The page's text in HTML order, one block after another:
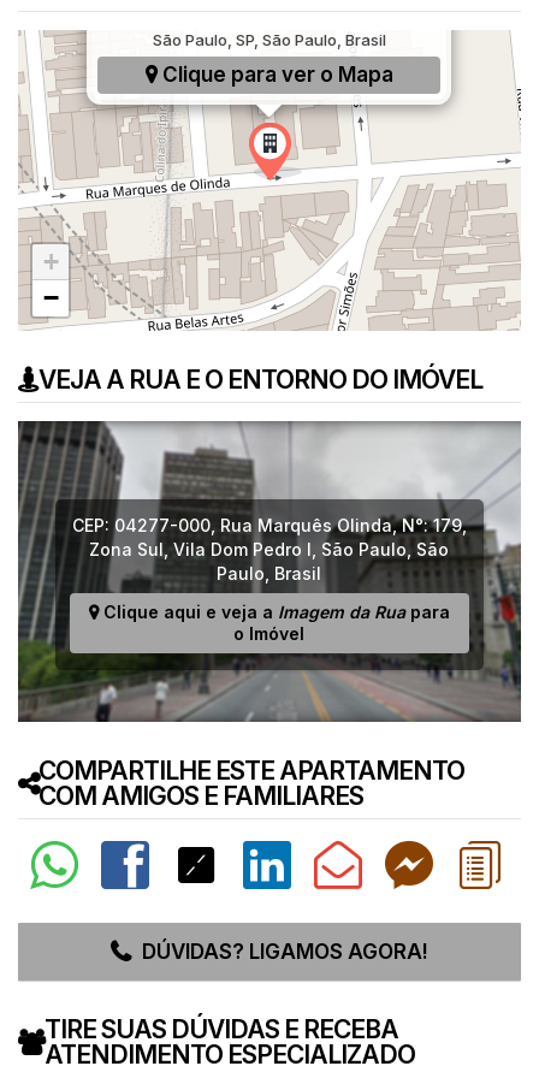
Rua Marquês Olinda, 179, Vila Dom Pedro I,
São Paulo, SP, São Paulo, Brasil
Clique para ver o Mapa
+
−
VEJA A RUA E O ENTORNO DO IMÓVEL
CEP: 04277-000, Rua Marquês Olinda,N°:179,
Zona Sul,Vila Dom Pedro I São Paulo São
Paulo Brasil
Clique aqui e veja a Imagem da Ruapara
o Imóvel
COMPARTILHE ESTE APARTAMENTO
COM AMIGOS E FAMILIARES
DÚVIDAS? LIGAMOS AGORA!
TIRE SUAS DÚVIDAS E RECEBA
ATENDIMENTO ESPECIALIZADO